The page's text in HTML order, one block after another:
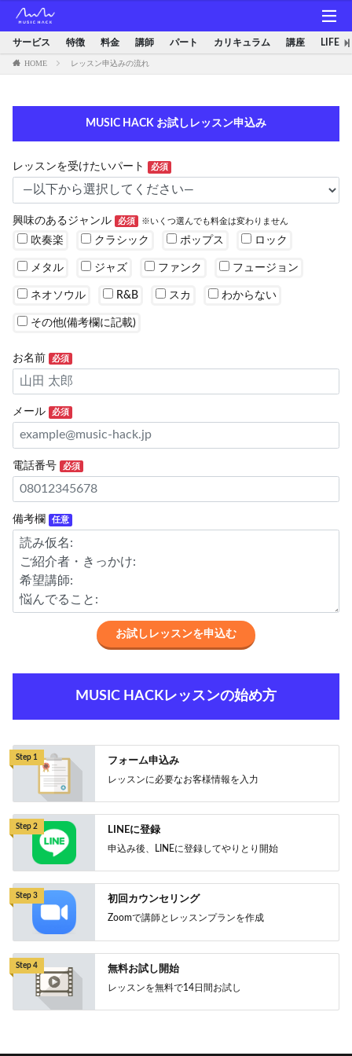
サービス 特徴 料金 講師 パート カリキュラム 講座 LIFE
HOME レッスン申込みの流れ
MUSIC HACK お試しレッスン申込み
レッスンを受けたいパート 必須
興味のあるジャンル 必須 ※いくつ選んでも料金は変わりません
吹奏楽 クラシック ポップス ロック
メタル ジャズ ファンク フュージョン
ネオソウル R&B スカ わからない
その他(備考欄に記載)
お名前 必須
メール 必須
電話番号 必須
備考欄 任意
MUSIC HACKレッスンの始め方
Step 1 フォーム申込み
レッスンに必要なお客様情報を入力
Step 2 LINEに登録
申込み後、LINEに登録してやりとり開始
Step 3 初回カウンセリング
Zoomで講師とレッスンプランを作成
Step 4 無料お試し開始
レッスンを無料で14日間お試し